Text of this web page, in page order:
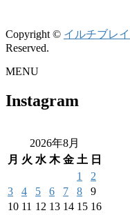
Copyright © イルチブレ
Reserved.
MENU
Instagram
2026年8月
月 火 水 木 金 土 日
1
2
3
4 5 6 7 8
9
10 11 12 13 14 15 16